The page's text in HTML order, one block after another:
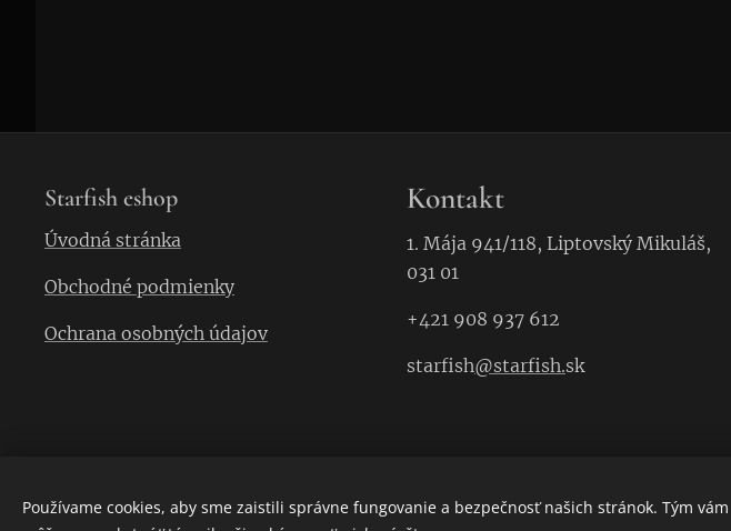
Starfish eshop
Úvodná stránka
Obchodné podmienky
Ochrana osobných údajov
Kontakt
1. Mája 941/118, Liptovský Mikuláš,
031 01
+421 908 937 612
starfish@starfish.sk
Používame cookies, aby sme zaistili správne fungovanie a bezpečnosť našich stránok. Tým vám